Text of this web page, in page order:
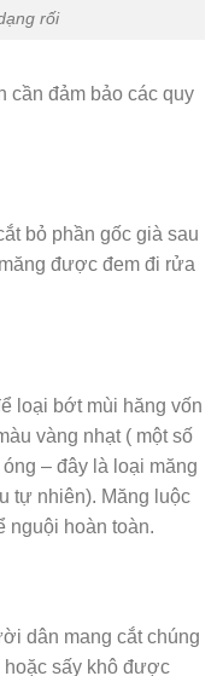
rối
cần đảm bảo các quy
bỏ phần gốc già sau
được đem đi rửa
loại bớt mùi hăng vốn
vàng nhạt ( một số
– đây là loại măng
tự nhiên). Măng luộc
nguội hoàn toàn.
dân mang cắt chúng
sấy khô được